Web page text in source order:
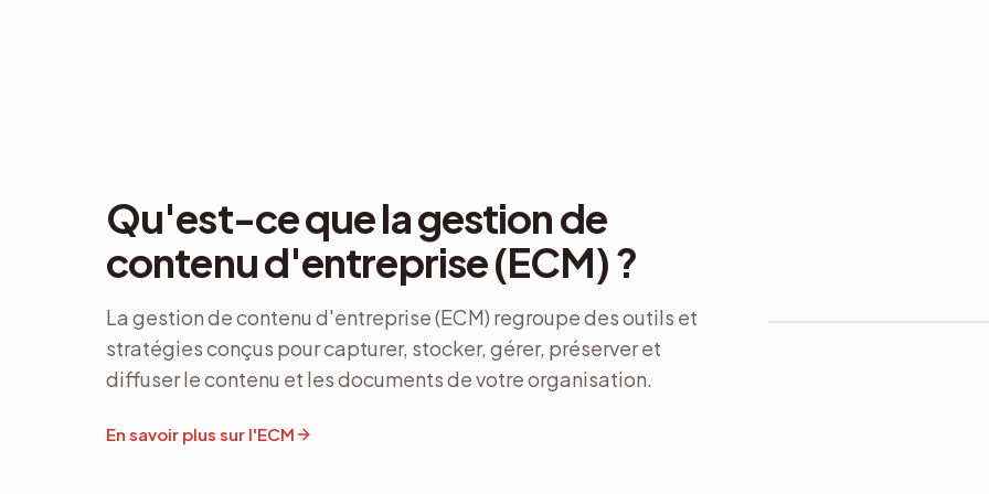
Qu'est-ce que la gestion de
contenu d'entreprise (ECM) ?
La gestion de contenu d'entreprise (ECM) regroupe des outils et
stratégies conçus pour capturer, stocker, gérer, préserver et
diffuser le contenu et les documents de votre organisation.
En savoir plus sur l'ECM